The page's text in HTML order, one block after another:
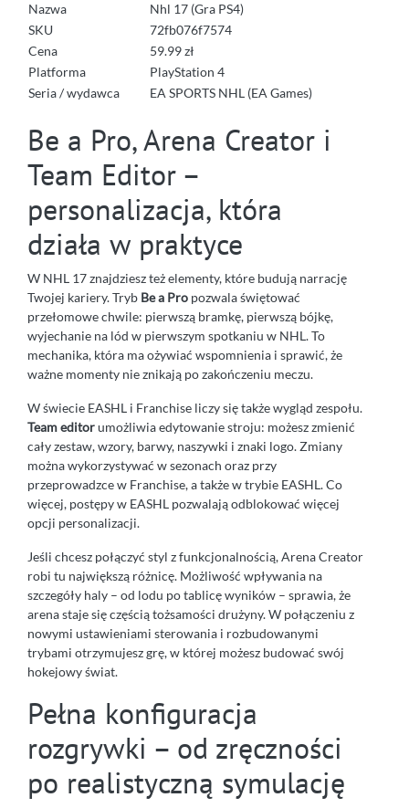
Nazwa
Nhl 17 (Gra PS4)
SKU
72fb076f7574
Cena
59.99 zł
Platforma
PlayStation 4
Seria / wydawca
EA SPORTS NHL (EA Games)
Be a Pro, Arena Creator i
Team Editor –
personalizacja, która
działa w praktyce
W NHL 17 znajdziesz też elementy, które budują narrację
Twojej kariery. Tryb Be a Pro pozwala świętować
przełomowe chwile: pierwszą bramkę, pierwszą bójkę,
wyjechanie na lód w pierwszym spotkaniu w NHL. To
mechanika, która ma ożywiać wspomnienia i sprawić, że
ważne momenty nie znikają po zakończeniu meczu.
W świecie EASHL i Franchise liczy się także wygląd zespołu.
Team editorumożliwia edytowanie stroju: możesz zmienić
cały zestaw, wzory, barwy, naszywki i znaki logo. Zmiany
można wykorzystywać w sezonach oraz przy
przeprowadzce w Franchise, a także w trybie EASHL. Co
więcej, postępy w EASHL pozwalają odblokować więcej
opcji personalizacji.
Jeśli chcesz połączyć styl z funkcjonalnością, Arena Creator
robi tu największą różnicę. Możliwość wpływania na
szczegóły haly – od lodu po tablicę wyników – sprawia, że
arena staje się częścią tożsamości drużyny. W połączeniu z
nowymi ustawieniami sterowania i rozbudowanymi
trybami otrzymujesz grę, w której możesz budować swój
hokejowy świat.
Pełna konfiguracja
rozgrywki – od zręczności
po realistyczną symulację